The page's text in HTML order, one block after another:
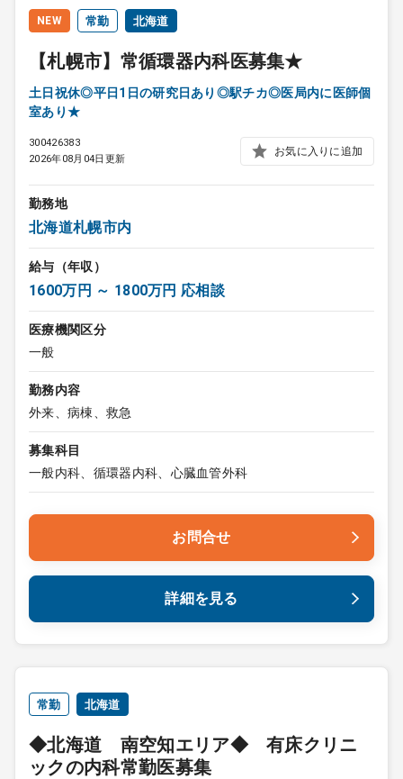
NEW 常勤 北海道
【札幌市】常循環器内科医募集★
土日祝休◎平日1日の研究日あり◎駅チカ◎医局内に医師個
室あり★
300426383
2026年08月04日更新
お気に入りに追加
勤務地
北海道札幌市内
給与（年収）
1600万円 ～ 1800万円 応相談
医療機関区分
一般
勤務内容
外来、病棟、救急
募集科目
一般内科、循環器内科、心臓血管外科
お問合せ
詳細を見る
常勤 北海道
◆北海道 南空知エリア◆ 有床クリニ
ックの内科常勤医募集